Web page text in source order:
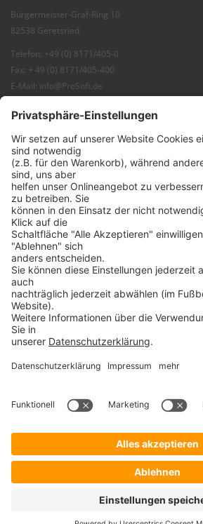
Bürgermeister-Graf-Ring 10
82538 Geretsried
Telefon: +49 (0) 8171/405-0
Fax: + 49 (0) 8171/405-400
E-Mail: info@ProSoft.de
Web:
ProSoft
ProBlog
FAQ:Knowledgebase
Shop:ProSecurity
30+ JAHRE IT-KOMPETENZ
SICHERHEIT
2026 Alle Rechte vorbehalten –
Verbraucher i.S.d. § 13 BGB.